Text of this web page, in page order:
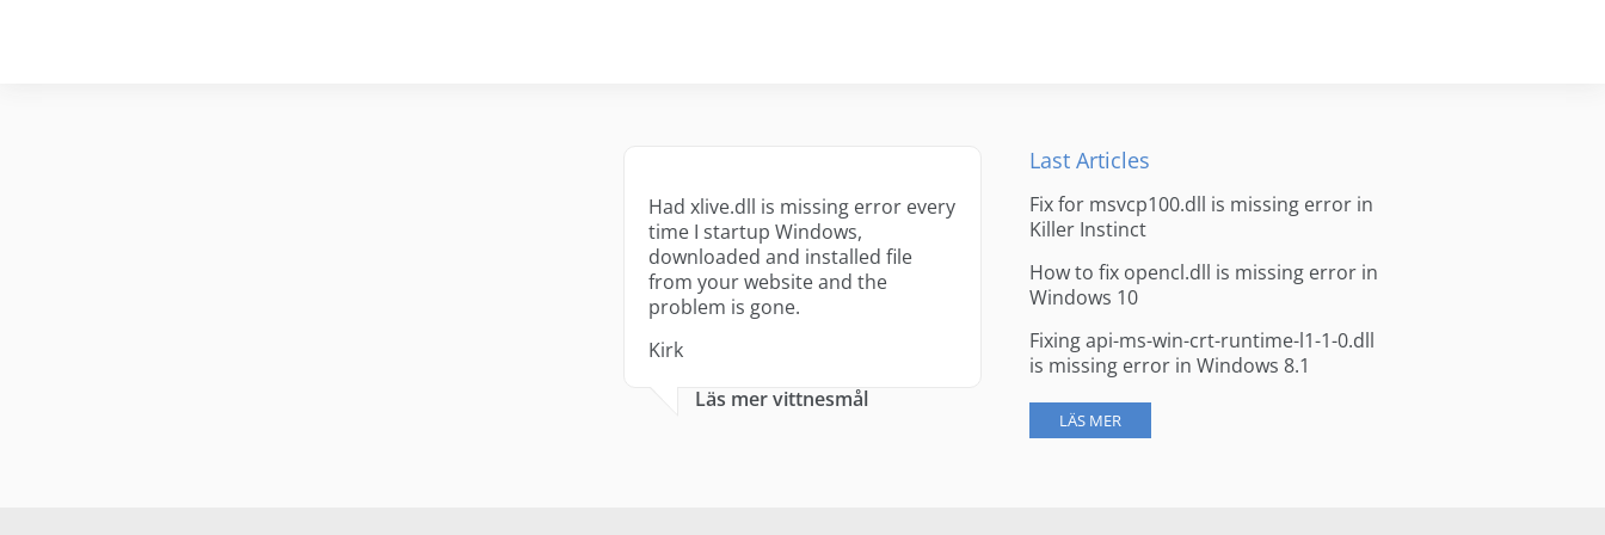
Had xlive.dll is missing error every
time I startup Windows,
downloaded and installed file
from your website and the
problem is gone.
Kirk
Läs mer vittnesmål
Last Articles
Fix for msvcp100.dll is missing error in
Killer Instinct
How to fix opencl.dll is missing error in
Windows 10
Fixing api-ms-win-crt-runtime-l1-1-0.dll
is missing error in Windows 8.1
LÄS MER